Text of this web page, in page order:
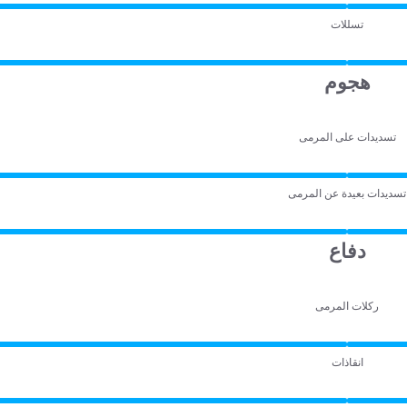
تسللات
هجوم
تسديدات على المرمى
تسديدات بعيدة عن المرمى
دفاع
ركلات المرمى
انقاذات